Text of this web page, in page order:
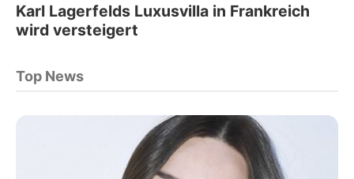
Karl Lagerfelds Luxusvilla in Frankreich
wird versteigert
Top News